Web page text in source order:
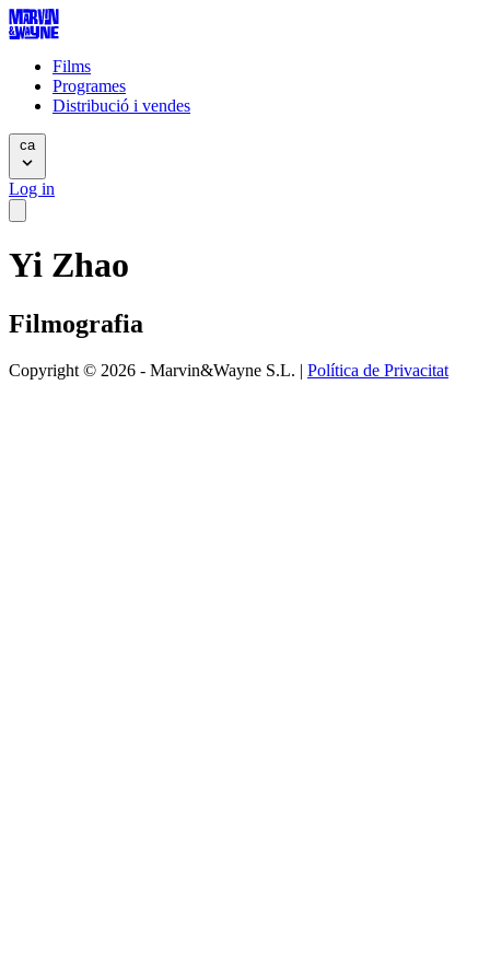
Films
Programes
Distribució i vendes
ca
Log in
Yi Zhao
Filmografia
Copyright © 2026 - Marvin&Wayne S.L. | Política de Privacitat